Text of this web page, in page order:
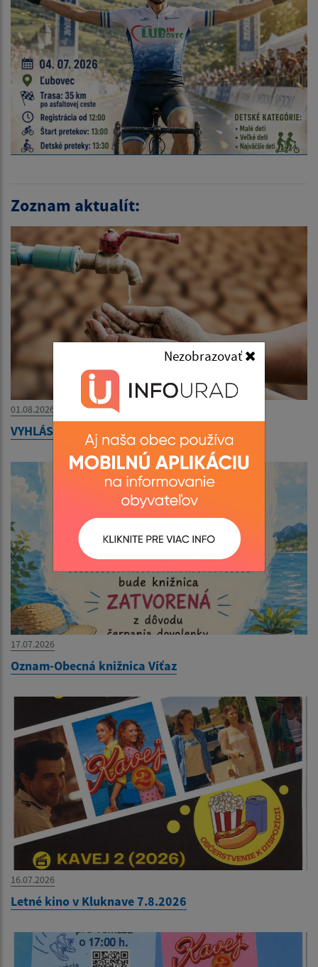
Nezobrazovať
Zoznam aktualít:
01.08.2026
VYHLÁSENIE MIMORIADNEJ SITUÁCIE
17.07.2026
Oznam-Obecná knižnica Víťaz
16.07.2026
Letné kino v Kluknave 7.8.2026